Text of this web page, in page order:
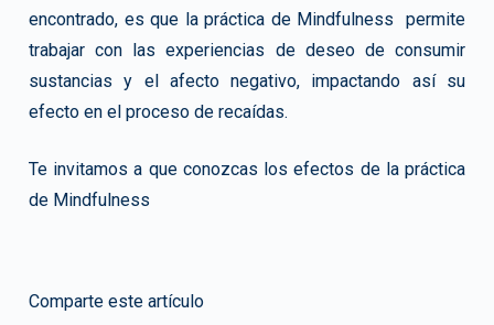
encontrado, es que la práctica de Mindfulness permite
trabajar con las experiencias de deseo de consumir
sustancias y el afecto negativo, impactando así su
efecto en el proceso de recaídas.
Te invitamos a que conozcas los efectos de la práctica
de Mindfulness
Comparte este artículo